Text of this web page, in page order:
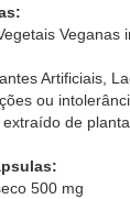
Veganas
Artificiais,
ou
de
500 mg